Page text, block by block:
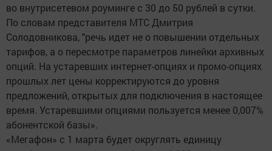
во внутрисетевом роуминге с 30 до 50 рублей в сутки.
По словам представителя МТС Дмитрия
Солодовникова, "речь идет не о повышении отдельных
тарифов, а о пересмотре параметров линейки архивных
опций. На устаревших интернет-опциях и промо-опциях
прошлых лет цены корректируются до уровня
предложений, открытых для подключения в настоящее
время. Устаревшими опциями пользуется менее 0,007%
абонентской базы».
«Мегафон» с 1 марта будет округлять единицу